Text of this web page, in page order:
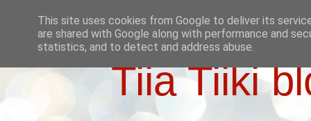
Tiia Tiiki
This site uses cookies from Google to deliver its
are shared with Google along with performance and
statistics, and to detect and address abuse.